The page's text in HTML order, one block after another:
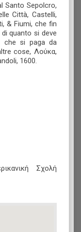
Santo Sepolcro,
Città, Castelli,
& Fiumi, che fin
quanto si deve
che si paga da
cose, Λούκα,
1600.
Σχολή